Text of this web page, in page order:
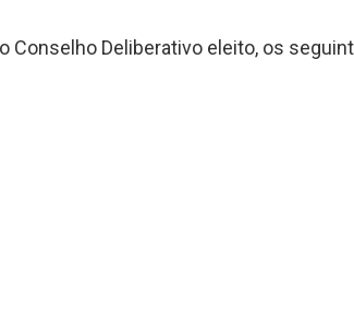
Conselho Deliberativo eleito, os